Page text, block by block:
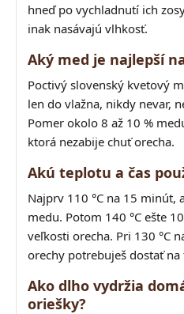
hneď po vychladnutí ich
inak nasávajú vlhkosť.
Aký med je najlepší
Poctivý slovenský kvetový
len do vlažna, nikdy nevar,
Pomer okolo 8 až 10 %
ktorá nezabije chuť orecha.
Akú teplotu a čas
Najprv 110 °C na 15 minút,
medu. Potom 140 °C ešte
veľkosti orecha. Pri 130 °C
orechy potrebuješ dostať
Ako dlho vydržia
oriešky?